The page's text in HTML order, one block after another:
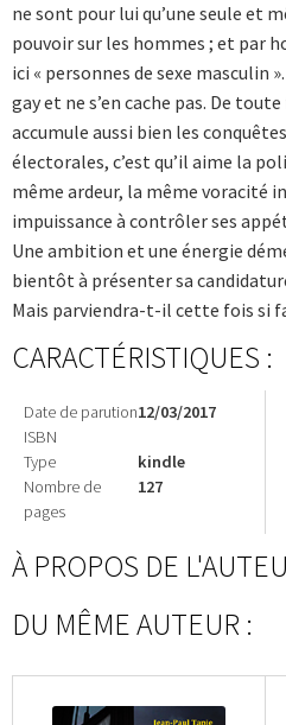
ne sont pour lui qu’une seule et
pouvoir sur les hommes ; et par
ici « personnes de sexe masculin
gay et ne s’en cache pas. De
accumule aussi bien les
électorales, c’est qu’il aime la
même ardeur, la même voracité
impuissance à contrôler ses
Une ambition et une énergie
bientôt à présenter sa
Mais parviendra-t-il cette fois si
CARACTÉRISTIQUES :
Date de parution
ISBN
Type
Nombre de
pages
12/03/2017
kindle
127
À PROPOS DE
DU MÊME AUTEUR :